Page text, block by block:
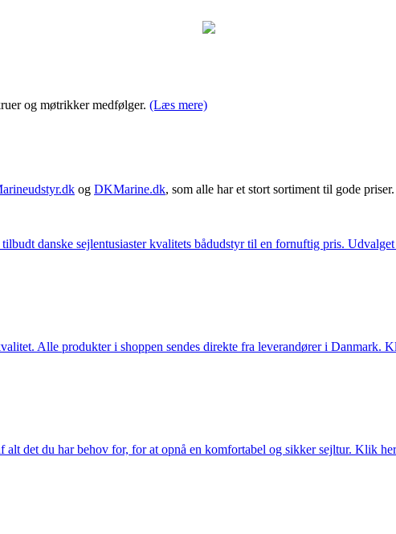
og møtrikker medfølger. (Læs mere)
og DKMarine.dk, som alle har et stort sortiment til gode priser.
danske sejlentusiaster kvalitets bådudstyr til en fornuftig pris.
Alle produkter i shoppen sendes direkte fra leverandører i Danmark.
det du har behov for, for at opnå en komfortabel og sikker sejltur. Klik